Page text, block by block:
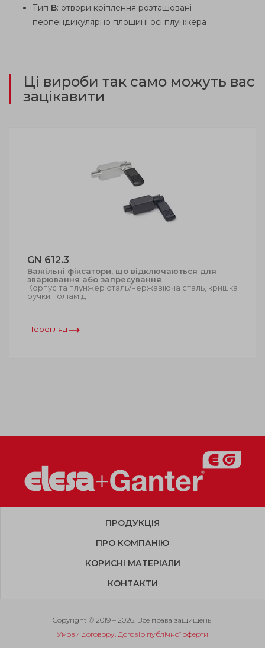
Тип B: отвори кріплення розташовані
перпендикулярно площині осі плунжера
Ці вироби так само можуть вас
зацікавити
GN 612.3
Важільні фіксатори, що відключаються для
зварювання або запресування
Корпус та плунжер сталь/нержавіюча сталь, кришка
ручки поліамід
Перегляд
ПРОДУКЦІЯ
ПРО КОМПАНІЮ
КОРИСНІ МАТЕРІАЛИ
КОНТАКТИ
Copyright © 2019 – 2026. Все права защищены
Умови договору. Договір публічної оферти